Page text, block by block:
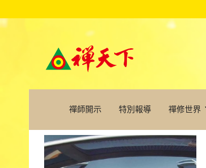
禪師開示 特別報導 禪修世界